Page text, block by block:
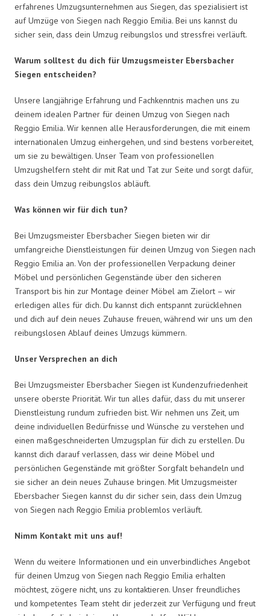
erfahrenes Umzugsunternehmen aus Siegen, das spezialisiert ist
auf Umzüge von Siegen nach Reggio Emilia. Bei uns kannst du
sicher sein, dass dein Umzug reibungslos und stressfrei verläuft.
Warum solltest du dich für Umzugsmeister Ebersbacher
Siegen entscheiden?
Unsere langjährige Erfahrung und Fachkenntnis machen uns zu
deinem idealen Partner für deinen Umzug von Siegen nach
Reggio Emilia. Wir kennen alle Herausforderungen, die mit einem
internationalen Umzug einhergehen, und sind bestens vorbereitet,
um sie zu bewältigen. Unser Team von professionellen
Umzugshelfern steht dir mit Rat und Tat zur Seite und sorgt dafür,
dass dein Umzug reibungslos abläuft.
Was können wir für dich tun?
Bei Umzugsmeister Ebersbacher Siegen bieten wir dir
umfangreiche Dienstleistungen für deinen Umzug von Siegen nach
Reggio Emilia an. Von der professionellen Verpackung deiner
Möbel und persönlichen Gegenstände über den sicheren
Transport bis hin zur Montage deiner Möbel am Zielort – wir
erledigen alles für dich. Du kannst dich entspannt zurücklehnen
und dich auf dein neues Zuhause freuen, während wir uns um den
reibungslosen Ablauf deines Umzugs kümmern.
Unser Versprechen an dich
Bei Umzugsmeister Ebersbacher Siegen ist Kundenzufriedenheit
unsere oberste Priorität. Wir tun alles dafür, dass du mit unserer
Dienstleistung rundum zufrieden bist. Wir nehmen uns Zeit, um
deine individuellen Bedürfnisse und Wünsche zu verstehen und
einen maßgeschneiderten Umzugsplan für dich zu erstellen. Du
kannst dich darauf verlassen, dass wir deine Möbel und
persönlichen Gegenstände mit größter Sorgfalt behandeln und
sie sicher an dein neues Zuhause bringen. Mit Umzugsmeister
Ebersbacher Siegen kannst du dir sicher sein, dass dein Umzug
von Siegen nach Reggio Emilia problemlos verläuft.
Nimm Kontakt mit uns auf!
Wenn du weitere Informationen und ein unverbindliches Angebot
für deinen Umzug von Siegen nach Reggio Emilia erhalten
möchtest, zögere nicht, uns zu kontaktieren. Unser freundliches
und kompetentes Team steht dir jederzeit zur Verfügung und freut